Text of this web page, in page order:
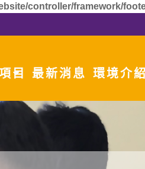
controller/framework/
目 最新消息 環境介紹